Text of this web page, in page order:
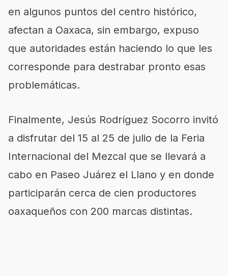
en algunos puntos del centro histórico,
afectan a Oaxaca, sin embargo, expuso
que autoridades están haciendo lo que les
corresponde para destrabar pronto esas
problemáticas.
Finalmente, Jesús Rodríguez Socorro invitó
a disfrutar del 15 al 25 de julio de la Feria
Internacional del Mezcal que se llevará a
cabo en Paseo Juárez el Llano y en donde
participarán cerca de cien productores
oaxaqueños con 200 marcas distintas.